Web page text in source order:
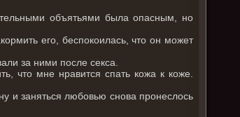
объятьями была опасным, но
его, беспокоилась, что он может
за ними после секса.
что мне нравится спать кожа к коже.
и заняться любовью снова пронеслось